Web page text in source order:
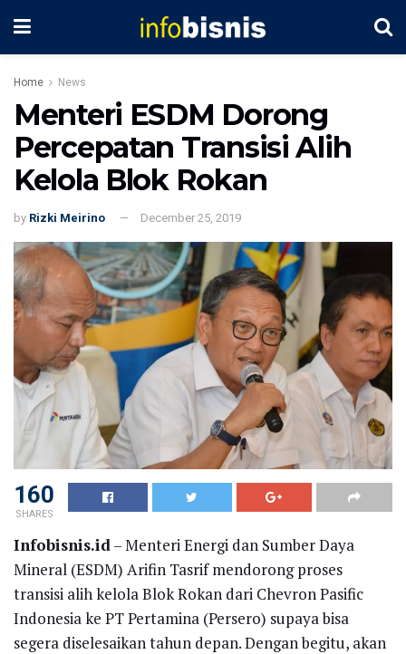
Home News
Menteri ESDM Dorong
Percepatan Transisi Alih
Kelola Blok Rokan
by Rizki Meirino December 25, 2019
160
SHARES
Infobisnis.id – Menteri Energi dan Sumber Daya
Mineral (ESDM) Arifin Tasrif mendorong proses
transisi alih kelola Blok Rokan dari Chevron Pasific
Indonesia ke PT Pertamina (Persero) supaya bisa
segera diselesaikan tahun depan. Dengan begitu, akan